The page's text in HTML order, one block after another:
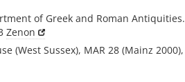
of Greek and Roman Antiquities.
Zenon
(West Sussex), MAR 28 (Mainz 2000),